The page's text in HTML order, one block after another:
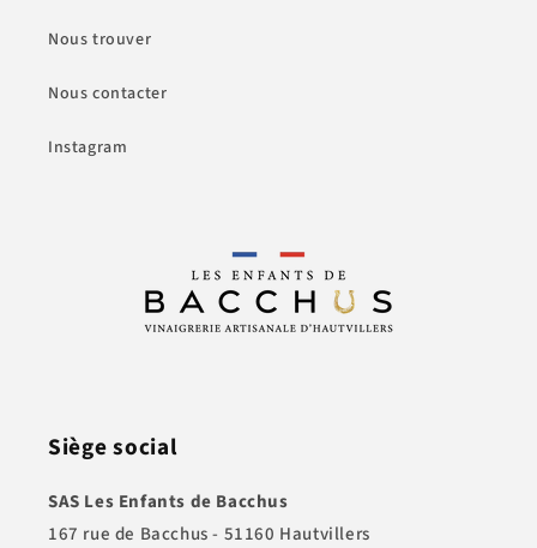
Nous trouver
Nous contacter
Instagram
Siège social
SAS Les Enfants de Bacchus
167 rue de Bacchus - 51160 Hautvillers